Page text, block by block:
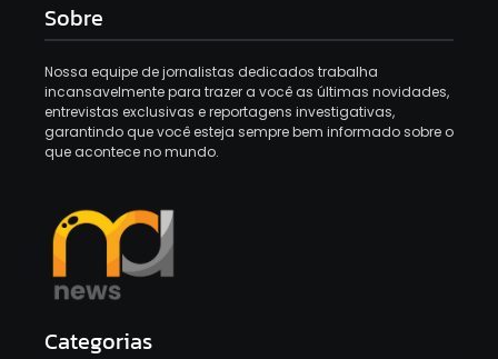
Sobre
Nossa equipe de jornalistas dedicados trabalha
incansavelmente para trazer a você as últimas novidades,
entrevistas exclusivas e reportagens investigativas,
garantindo que você esteja sempre bem informado sobre o
que acontece no mundo.
Categorias